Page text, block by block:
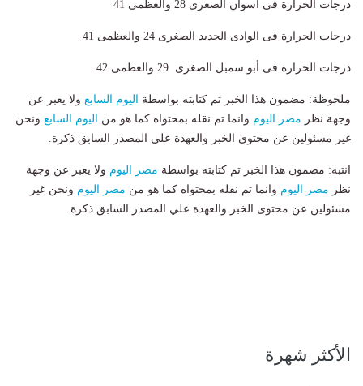
درجات الحرارة فى أسوان الصغرى 28 والعظمى 41
درجات الحرارة فى الوادى الجديد الصغرى 24 والعظمى 41
درجات الحرارة فى أبو سمبل الصغرى 29 والعظمى 42
ملحوظة: مضمون هذا الخبر تم كتابته بواسطة اليوم السابع ولا يعبر عن
وجهة نظر مصر اليوم وانما تم نقله بمحتواه كما هو من اليوم السابع ونحن
غير مسئولين عن محتوى الخبر والعهدة علي المصدر السابق ذكرة.
انتبه: مضمون هذا الخبر تم كتابته بواسطة مصر اليوم ولا يعبر عن وجهة
نظر مصر اليوم وانما تم نقله بمحتواه كما هو من مصر اليوم ونحن غير
مسئولين عن محتوى الخبر والعهدة علي المصدر السابق ذكرة.
الأكثر شهرة